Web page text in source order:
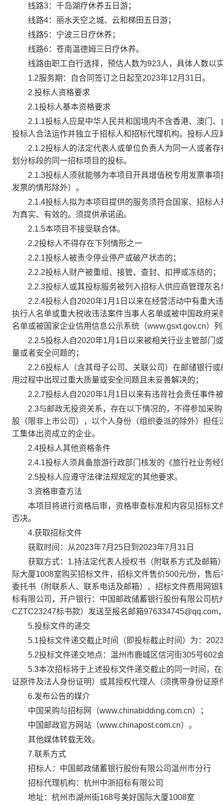
线路3：千岛湖疗休养五日游；
线路4：丽水天空之城、云和梯田五日游；
线路5：宁波三日疗休养；
线路6：苍南温德姆三日疗休养。
线路由职工自行选择，预估人数为923人，具体人数以
1.2服务期：自合同签订之日起至2023年12月31日。
2.投标人资格要求
2.1投标人基本资格要求
2.1.1投标人应是中华人民共和国境内不含香港、澳门、
投标人合法运作并独立于招标人和招标代理机构。投标人
2.1.2投标人的法定代表人或单位负责人为同一人或者存
划分标段的同一招标项目的投标。
2.1.3投标人须就能够为本项目开具增值税专用发票事项
发票的情形除外）。
2.1.4投标人拟为本项目提供的服务须符合国家、招标人
为真实、有效的。须提供承诺函。
2.1.5本项目不接受联合体。
2.2投标人不得存在下列情形之一
2.2.1投标人被责令停业停产或破产状态的；
2.2.2投标人财产被重组、接管、查封、扣押或冻结的；
2.2.3投标人或其投标服务被列入招标人供应商管理灰名
2.2.4投标人自2020年1月1日以来在经营活动中有重大违
执行人名单或重大税收违法案件当事人名单或被中国政府
名单或被国家企业信用信息公示系统（www.gsxt.gov.cn）
2.2.5投标人自2020年1月1日以来被相关行业主管部门
量或者安全问题的；
2.2.6投标人（含其母子公司、关联公司）在邮储银行或
用过程中出现过重大质量或安全问题且未妥善解决的；
2.2.7投标人自2020年1月1日以来有违背社会责任事件
2.3与邮政无投资关系，存在以下情况的，不得参加采购
股（限非上市公司），以个人身份（组织委派的除外）担
工集体出资成立的企业。
2.4投标人其他资格条件
2.4.1投标人须具备旅游行政部门核发的《旅行社业务经
2.5投标人应遵守法律法规规定的其他要求。
3.资格审查方法
本项目将进行资格后审，资格审查标准和内容见招标文
否决。
4.获取招标文件
获取时间：从2023年7月25日到2023年7月31日
获取方式：1.持法定代表人授权书（附联系方式及邮箱
际大厦1008室购买招标文件，招标文件售价500元/份，售
委托书（附联系人、联系电话及邮箱）、招标文件费用网
标有限公司，开户银行：中国邮政储蓄银行股份有限公司
CZTC23247标书款）发送至报名邮箱
5.投标文件的递交
5.1投标文件递交截止时间（即投标截止时间）为：
5.2投标文件递交地点：温州市鹿城区信河街305号602
5.3本次招标将于上述投标文件递交截止的同一时间，在
证原件及法人身份证明）或其授权代理人（须携带身份证
6.发布公告的媒介
中国采购与招标网（www.chinabidding.com.cn）；
中国邮政官方网站（www.chinapost.com.cn）。
其他媒体转载无效。
7.联系方式
招标人：中国邮政储蓄银行股份有限公司温州市分行
招标代理机构：杭州中浙招标有限公司
地址：杭州市湖州街168号美好国际大厦1008室